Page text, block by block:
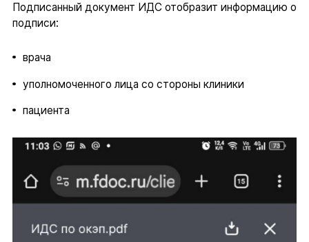
Подписанный документ ИДС отобразит информацию о
подписи:
врача
уполномоченного лица со стороны клиники
пациента